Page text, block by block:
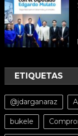
ETIQUETAS
@jdarganaraz
bukele